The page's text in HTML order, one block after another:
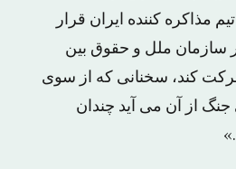
مذاکره کننده ایران قرار
ملل و حقوق بین
کند، سخنانی که از سوی
از آن می آید چندان